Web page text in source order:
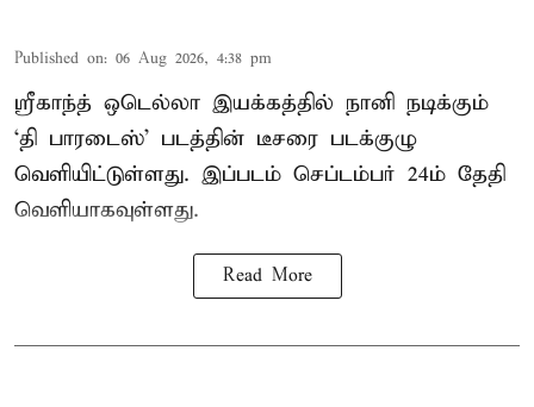
Published on: 06 Aug 2026, 4:38 pm
ஸ்ரீகாந்த் ஒடெல்லா இயக்கத்தில் நானி நடிக்கும்
‘தி பாரடைஸ்’ படத்தின் டீசரை படக்குழு
வெளியிட்டுள்ளது. இப்படம் செப்டம்பர் 24ம் தேதி
வெளியாகவுள்ளது.
Read More